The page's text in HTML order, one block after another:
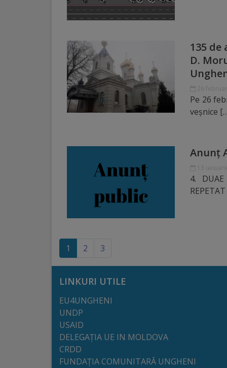
Primărie
Viceprimari
Organigrama
Aparatul
funcționare
Integritate
calitate
Consiliul
Municipal
Secretar
Consilieri
135
D.
Pe 26
veșnice
Anunț
13
4.
1 (current)
2 3
LINKURI UTILE
EU4UNGHENI
UNDP
USAID
DELEGAȚIA UE IN MOLDOVA
CRDD
FUNDAȚIA COMUNITARĂ UNGHENI